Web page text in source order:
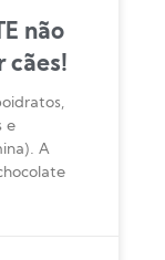
não
cães!
e
A